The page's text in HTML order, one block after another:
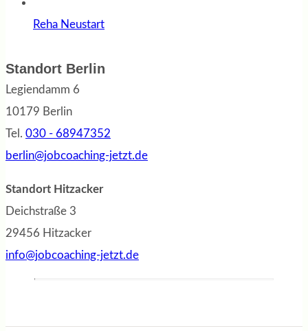
Reha Neustart
Standort Berlin
Legiendamm 6
10179 Berlin
Tel. 030 - 68947352
berlin@jobcoaching-jetzt.de
Standort Hitzacker
Deichstraße 3
29456 Hitzacker
info@jobcoaching-jetzt.de